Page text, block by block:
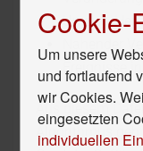
Umzug,
Nahender
Ereignisse
Aus diesem
Algorithmus
Cookie-
Um unsere
und fortlaufend
wir Cookies.
eingesetzten
individuellen